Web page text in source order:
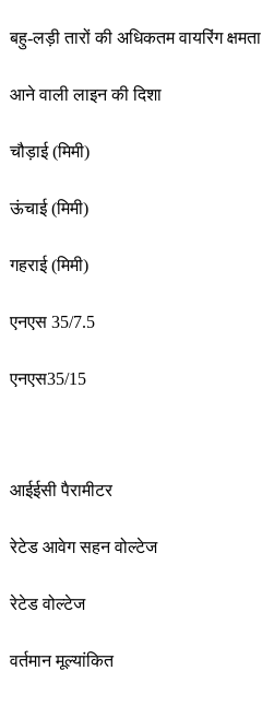
बहु-लड़ी तारों की अधिकतम वायरिंग क्षमता
आने वाली लाइन की दिशा
चौड़ाई (मिमी)
ऊंचाई (मिमी)
गहराई (मिमी)
एनएस 35/7.5
एनएस35/15
आईईसी पैरामीटर
रेटेड आवेग सहन वोल्टेज
रेटेड वोल्टेज
वर्तमान मूल्यांकित